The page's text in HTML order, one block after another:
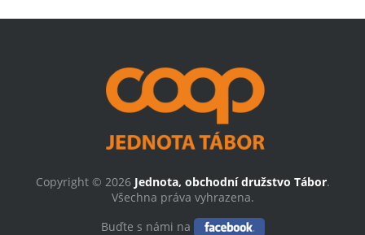
Copyright © 2026 Jednota, obchodní družstvo Tábor.
Všechna práva vyhrazena.
Buďte s námi na